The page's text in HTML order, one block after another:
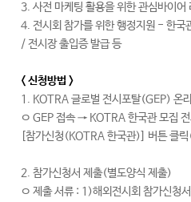
3. 사전 마케팅 활용을 위한 관심바이어
4. 전시회 참가를 위한 행정지원 - 한국
/ 전시장 출입증 발급 등
< 신청방법 >
1. KOTRA 글로벌 전시포탈(GEP) 온
ㅇ GEP 접속 → KOTRA 한국관 모집
[참가신청(KOTRA 한국관)] 버튼 클
2. 참가신청서 제출(별도양식 제출)
ㅇ 제출 서류 : 1)해외전시회 참가신청